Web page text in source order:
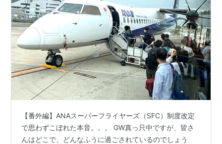
【番外編】ANAスーパーフライヤーズ（SFC）制度改定
で思わずこぼれた本音。。。 GW真っ只中ですが、皆さ
んはどこで、どんなふうに過ごされているのでしょう